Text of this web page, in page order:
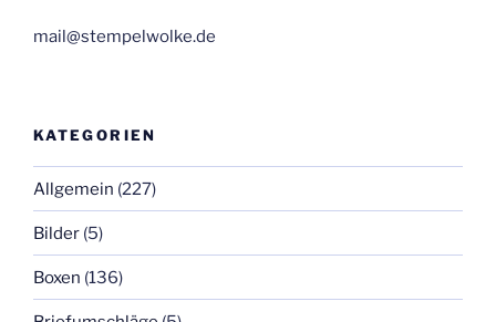
mail@stempelwolke.de
KATEGORIEN
Allgemein (227)
Bilder (5)
Boxen (136)